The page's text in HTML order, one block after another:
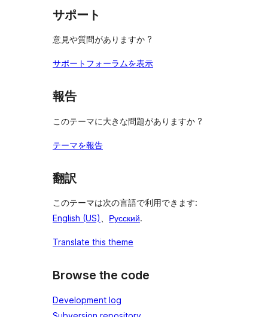
サポート
意見や質問がありますか ?
サポートフォーラムを表示
報告
このテーマに大きな問題がありますか ?
テーマを報告
翻訳
このテーマは次の言語で利用できます:
English (US)
Русский.
Translate this theme
Browse the code
Development log